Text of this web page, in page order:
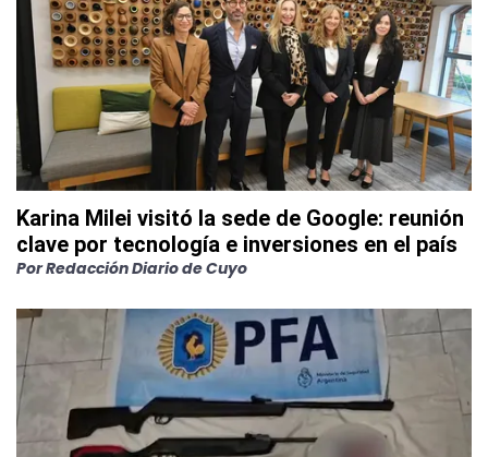
Karina Milei visitó la sede de Google: reunión
clave por tecnología e inversiones en el país
PorRedacción Diario de Cuyo